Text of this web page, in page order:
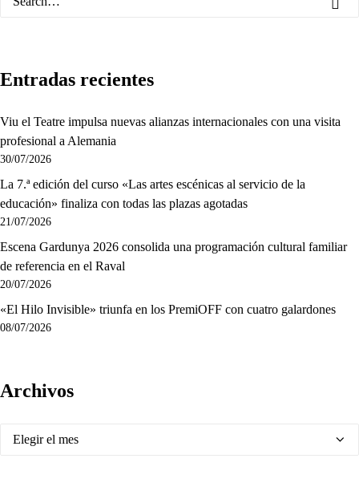
Entradas recientes
Viu el Teatre impulsa nuevas alianzas internacionales con una visita
profesional a Alemania
30/07/2026
La 7.ª edición del curso «Las artes escénicas al servicio de la
educación» finaliza con todas las plazas agotadas
21/07/2026
Escena Gardunya 2026 consolida una programación cultural familiar
de referencia en el Raval
20/07/2026
«El Hilo Invisible» triunfa en los PremiOFF con cuatro galardones
08/07/2026
Archivos
Archivos